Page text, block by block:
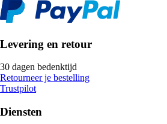
Levering en retour
30 dagen bedenktijd
Retourneer je bestelling
Trustpilot
Diensten